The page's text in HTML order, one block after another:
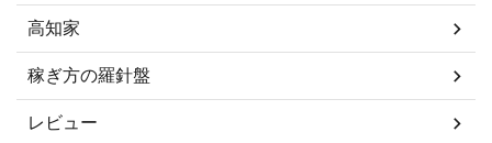
高知家
稼ぎ方の羅針盤
レビュー